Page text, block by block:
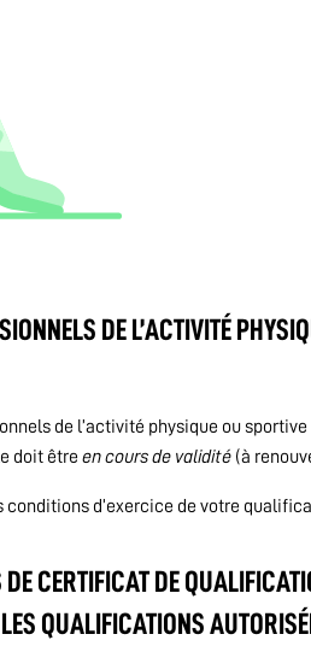
DE L’ACTIVITÉ
de l’activité physique ou
doit êtreen cours de validité (à
conditions d’exercice de votre
CERTIFICAT DE
QUALIFICATIONS